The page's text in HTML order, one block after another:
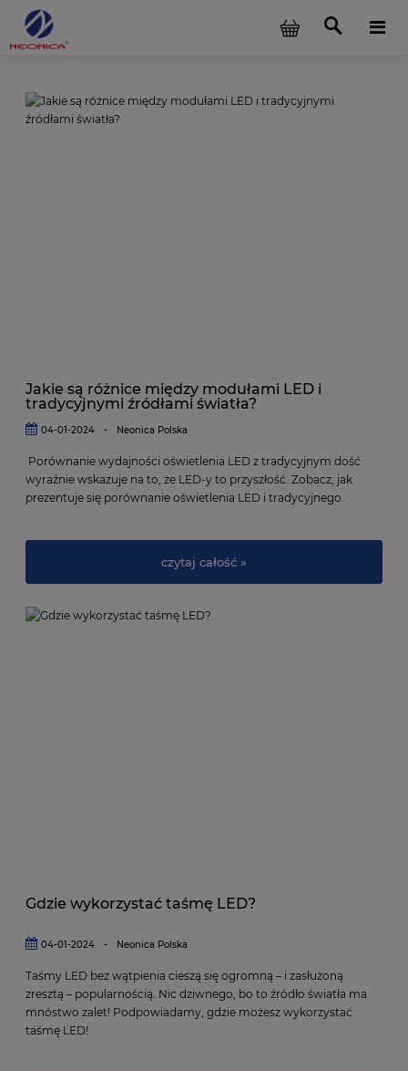
Jakie są różnice między modułami LED i
tradycyjnymi źródłami światła?
04-01-2024 - Neonica Polska
Porównanie wydajności oświetlenia LED z tradycyjnym dość
wyraźnie wskazuje na to, że LED-y to przyszłość. Zobacz, jak
prezentuje się porównanie oświetlenia LED i tradycyjnego.
czytaj całość »
Gdzie wykorzystać taśmę LED?
04-01-2024 - Neonica Polska
Taśmy LED bez wątpienia cieszą się ogromną – i zasłużoną
zresztą – popularnością. Nic dziwnego, bo to źródło światła ma
mnóstwo zalet! Podpowiadamy, gdzie możesz wykorzystać
taśmę LED!